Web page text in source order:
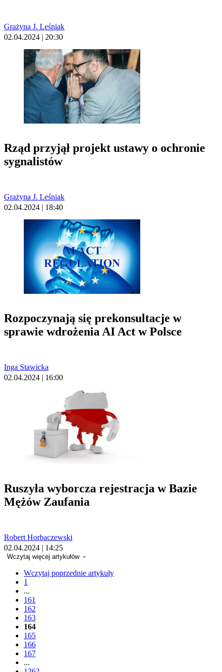
Grażyna J. Leśniak
02.04.2024 | 20:30
Rząd przyjął projekt ustawy o ochronie
sygnalistów
Grażyna J. Leśniak
02.04.2024 | 18:40
Rozpoczynają się prekonsultacje w
sprawie wdrożenia AI Act w Polsce
Inga Stawicka
02.04.2024 | 16:00
Ruszyła wyborcza rejestracja w Bazie
Mężów Zaufania
Robert Horbaczewski
02.04.2024 | 14:25
Wczytaj więcej artykułów
Wczytaj poprzednie artykuły
1
...
161
162
163
164
165
166
167
...